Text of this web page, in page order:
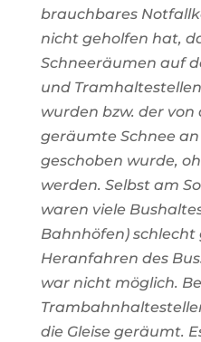
brauchbares
nicht geholfen hat,
Schneeräumen auf
und
wurden bzw. der
geräumte Schnee
geschoben wurde,
werden. Selbst am
waren viele
Bahnhöfen)
Heranfahren des
war nicht möglich.
die Gleise geräumt.